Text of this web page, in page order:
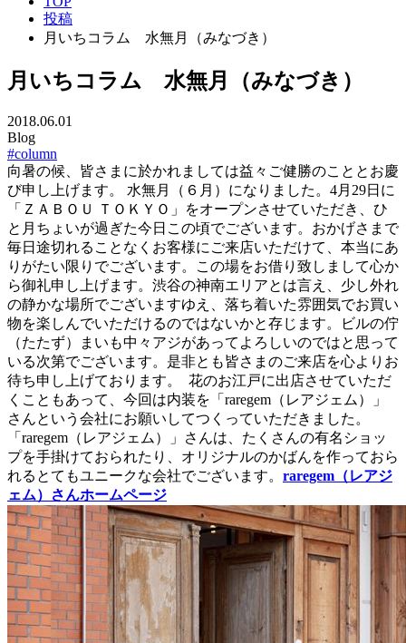
投稿
月いちコラム 水無月（みなづき）
月いちコラム 水無月（みなづき）
2018.06.01
Blog
#column
向暑の候、皆さまに於かれましては益々ご健勝のこととお慶
び申し上げます。 水無月（６月）になりました。4月29日に
「ＺＡＢＯＵ ＴＯＫＹＯ」をオープンさせていただき、ひ
と月ちょいが過ぎた今日この頃でございます。おかげさまで
毎日途切れることなくお客様にご来店いただけて、本当にあ
りがたい限りでございます。この場をお借り致しまして心か
ら御礼申し上げます。渋谷の神南エリアとは言え、少し外れ
の静かな場所でございますゆえ、落ち着いた雰囲気でお買い
物を楽しんでいただけるのではないかと存じます。ビルの佇
（たたず）まいも中々アジがあってよろしいのではと思って
いる次第でございます。是非とも皆さまのご来店を心よりお
待ち申し上げております。
花のお江戸に出店させていただ
くこともあって、今回は内装を「raregem（レアジェム）」
さんという会社にお願いしてつくっていただきました。
「raregem（レアジェム）」さんは、たくさんの有名ショッ
プを手掛けておられたり、オリジナルのかばんを作っておら
れるとてもユニークな会社でございます。 raregem（レアジ
ェム）さんホームページ